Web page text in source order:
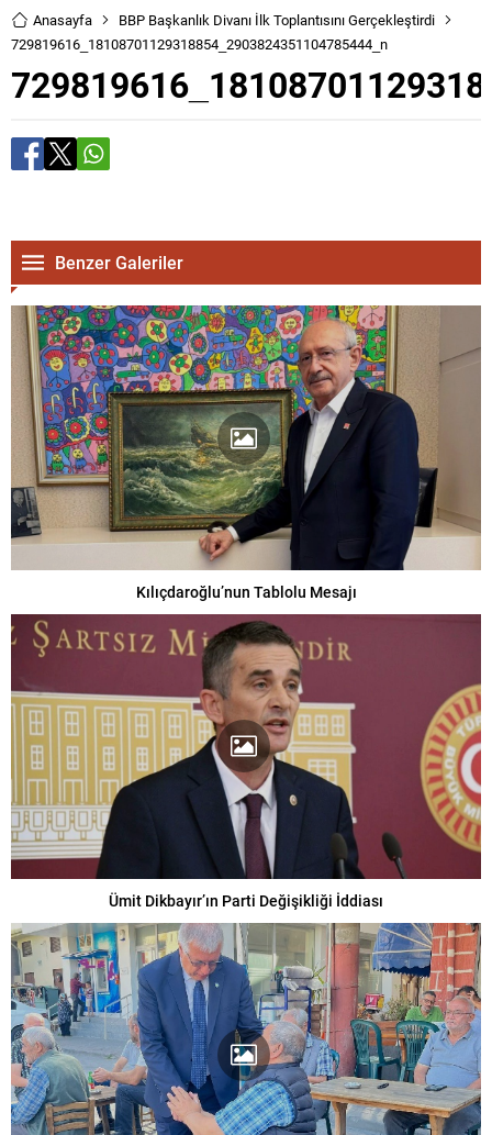
Anasayfa
BBP Başkanlık Divanı İlk Toplantısını Gerçekleştirdi
729819616_18108701129318854_2903824351104785444_n
Benzer Galeriler
Kılıçdaroğlu’nun Tablolu Mesajı
Ümit Dikbayır’ın Parti Değişikliği İddiası